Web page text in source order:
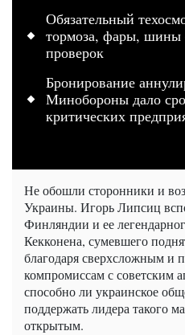
Обязательный
тормоза, фары,
проверок
Бронирование
Минобороны дало
критических
Не обошли сторонники и
Украины. Игорь Липсиц
Финляндии и ее
Кекконена, сумевшего
благодаря сверхсложным и
компромиссам с советским
способно ли украинское
поддержать лидера такого
открытым.